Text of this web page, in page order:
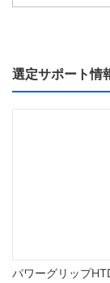
選定サポート情
パワーグリップ